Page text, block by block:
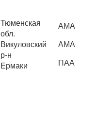
Тюменская
обл.
Викуловский
р-н
Ермаки
АМА
АМА
ПАА